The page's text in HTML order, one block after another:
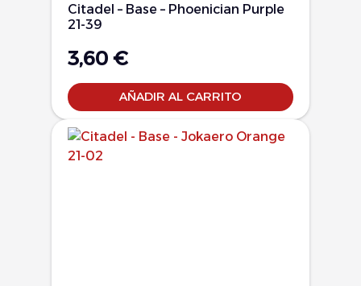
Citadel – Base – Phoenician Purple
21-39
3,60 €
AÑADIR AL CARRITO